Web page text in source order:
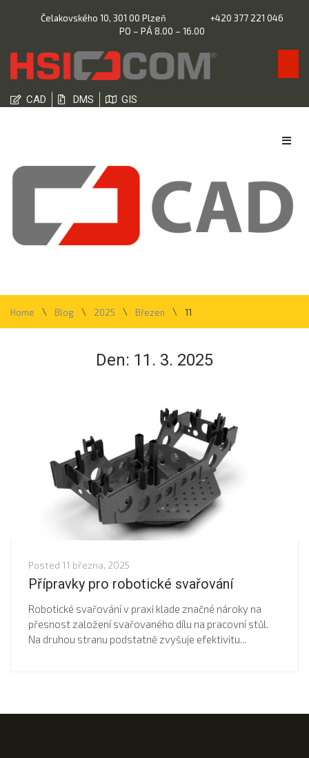
Čelakovského 10, 301 00 Plzeň
+420 377 221 046
PO – PÁ 8.00 – 16.00
CAD DMS GIS
Home \ Blog \ 2025 \ Březen \ 11
Den: 11. 3. 2025
Posted 11 března, 2025
Přípravky pro robotické svařování
Robotické svařování v praxi klade značné nároky na
přesnost založení svařovaného dílu na pracovní stůl.
Na druhou stranu podstatně zvyšuje efektivitu...